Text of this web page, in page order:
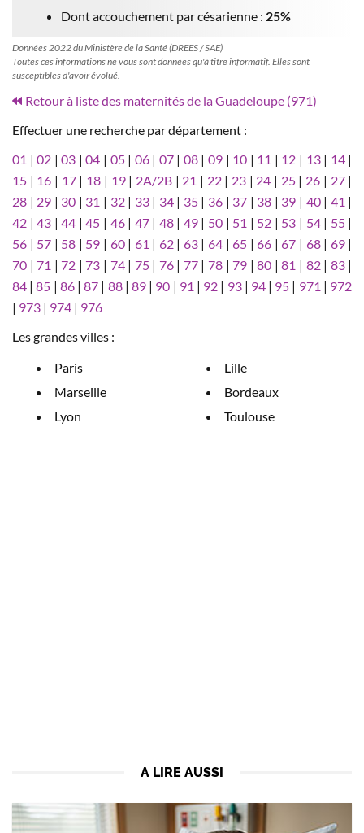
Dont accouchement par césarienne : 25%
Données 2022 du Ministère de la Santé (DREES / SAE)
Toutes ces informations ne vous sont données qu'à titre informatif. Elles sont
susceptibles d'avoir évolué.
Retour à liste des maternités de la Guadeloupe (971)
Effectuer une recherche par département :
01 |02 |03 |04 | 05| 06| 07| 08| 09 | 10 | 11 | 12 | 13| 14|
15 | 16 | 17| 18 | 19| 2A/2B| 21 | 22| 23 | 24 | 25| 26 | 27|
28 | 29 | 30 | 31 | 32| 33| 34| 35| 36 | 37 | 38 | 39 | 40| 41 |
42 |43 |44 |45 | 46| 47| 48| 49| 50 | 51 | 52 | 53 | 54| 55|
56 | 57 | 58 | 59 | 60| 61 | 62| 63| 64 |65 |66 |67 | 68| 69|
70 |71 |72 |73 | 74| 75| 76| 77| 78 |79 |80 |81 | 82| 83|
84 |85 | 86|87 | 88| 89| 90 | 91 | 92 | 93| 94| 95 | 971 | 972
| 973 | 974 | 976
Les grandes villes :
Paris
Marseille
Lyon
Lille
Bordeaux
Toulouse
A LIRE AUSSI